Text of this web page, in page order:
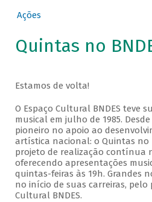
Ações
Quintas no
Estamos de volta!
O Espaço Cultural BNDES teve
musical em julho de 1985.
pioneiro no apoio ao
artística nacional: o Quintas no
projeto de realização contínua
oferecendo apresentações
quintas-feiras às 19h. Grandes
no início de suas carreiras, pelo
Cultural BNDES.